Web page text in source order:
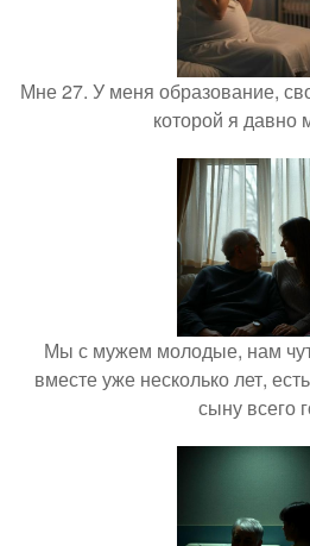
Мне 27. У меня образование,
которой я давно
Мы с мужем молодые, нам
вместе уже несколько лет,
сыну всего